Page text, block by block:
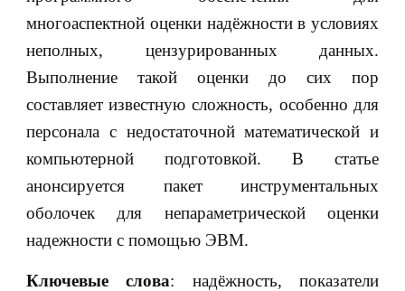
многоаспектной оценки надёжности в условиях
неполных, цензурированных данных.
Выполнение такой оценки до сих пор
составляет известную сложность, особенно для
персонала с недостаточной математической и
компьютерной подготовкой. В статье
анонсируется пакет инструментальных
оболочек для непараметрической оценки
надежности с помощью ЭВМ.
Ключевые слова: надёжность, показатели